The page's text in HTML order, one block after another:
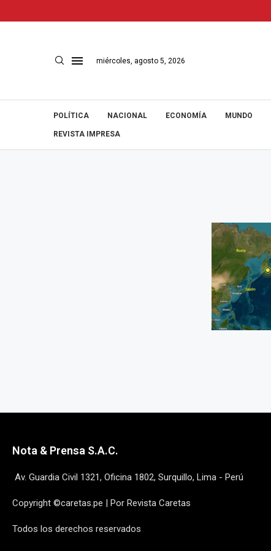
miércoles, agosto 5, 2026
POLÍTICA NACIONAL ECONOMÍA MUNDO
REVISTA IMPRESA
Nota & Prensa S.A.C.
Av. Guardia Civil 1321, Oficina 1802, Surquillo, Lima - Perú
Copyright ©caretas.pe | Por Revista Caretas
Todos los derechos reservados